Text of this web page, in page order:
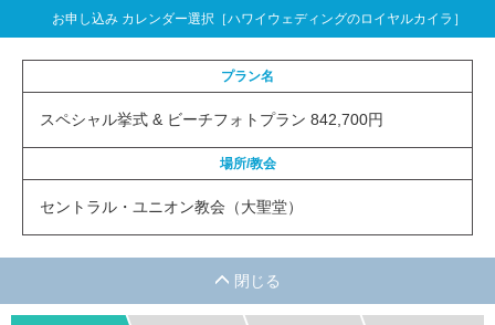
お申し込み カレンダー選択［ハワイウェディングのロイヤルカイラ］
プラン名
スペシャル挙式 & ビーチフォトプラン 842,700円
場所/教会
セントラル・ユニオン教会（大聖堂）